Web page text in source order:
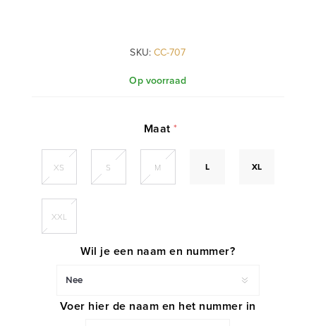
SKU:CC-707
Op voorraad
Maat*
XS S M L XL
XXL
Wil je een naam en nummer?
Voer hier de naam en het nummer in